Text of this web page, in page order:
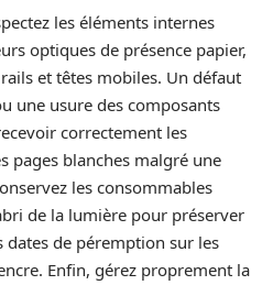
les éléments internes
optiques de présence papier,
et têtes mobiles. Un défaut
une usure des composants
correctement les
pages blanches malgré une
les consommables
de la lumière pour préserver
de péremption sur les
Enfin, gérez proprement la